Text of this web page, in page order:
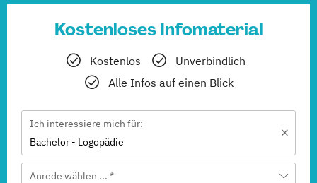
Kostenloses Infomaterial
Kostenlos
Unverbindlich
Alle Infos auf einen Blick
Ich interessiere mich für:
Bachelor - Logopädie
Anrede wählen ... *